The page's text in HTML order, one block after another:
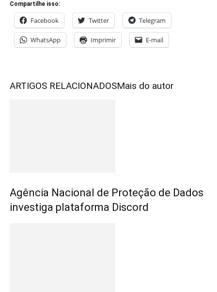
Compartilhe isso:
Facebook Twitter Telegram
WhatsApp Imprimir E-mail
ARTIGOS RELACIONADOSMais do autor
Agência Nacional de Proteção de Dados
investiga plataforma Discord